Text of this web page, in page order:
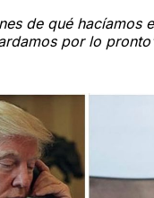
de qué hacíamos
por lo